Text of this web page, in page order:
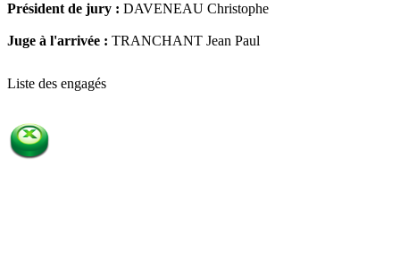
Président de jury : DAVENEAU Christophe
Juge à l'arrivée : TRANCHANT Jean Paul
Liste des engagés